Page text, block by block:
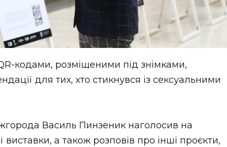
кодами, розміщеними під знімками,
для тих, хто стикнувся із сексуальними
Василь Пинзеник наголосив на
а також розповів про інші проєкти,